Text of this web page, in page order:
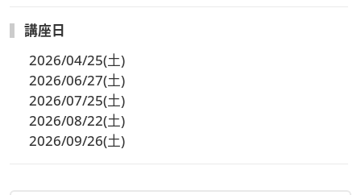
講座日
2026/04/25(土)
2026/06/27(土)
2026/07/25(土)
2026/08/22(土)
2026/09/26(土)